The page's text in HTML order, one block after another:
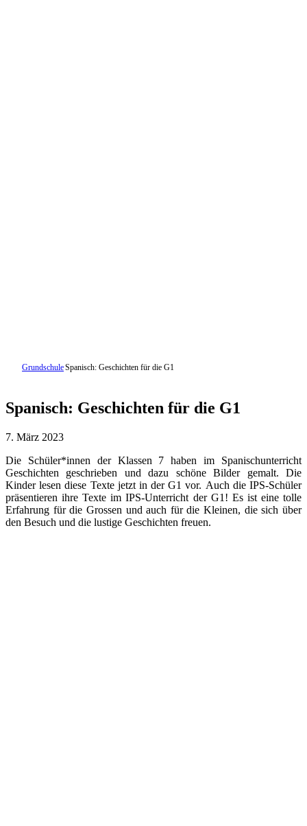
GrundschuleSpanisch: Geschichten für die G1
Spanisch: Geschichten für die G1
7. März 2023
Die Schüler*innen der Klassen 7 haben im Spanischunterricht
Geschichten geschrieben und dazu schöne Bilder gemalt. Die
Kinder lesen diese Texte jetzt in der G1 vor. Auch die IPS-Schüler
präsentieren ihre Texte im IPS-Unterricht der G1! Es ist eine tolle
Erfahrung für die Grossen und auch für die Kleinen, die sich über
den Besuch und die lustige Geschichten freuen.